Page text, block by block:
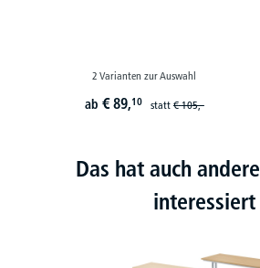
2 Varianten zur Auswahl
ab € 89,10 statt€ 105,-
Das hat auch
interessiert